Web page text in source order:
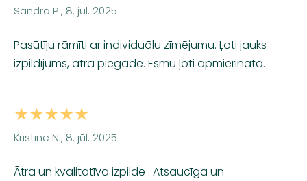
Sandra P., 8. jūl. 2025
Pasūtīju rāmīti ar individuālu zīmējumu. Ļoti jauks
izpildījums, ātra piegāde. Esmu ļoti apmierināta.
★★★★★
Kristine N., 8. jūl. 2025
Ātra un kvalitatīva izpilde . Atsaucīga un